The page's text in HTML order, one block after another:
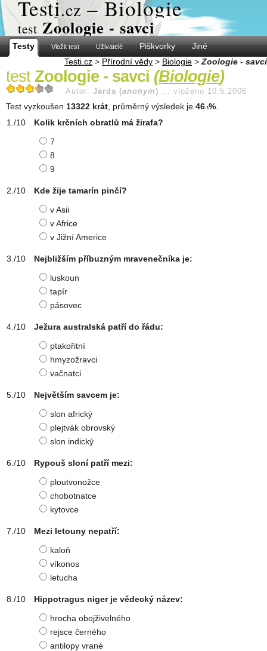
Testi.cz – Biologie
test Zoologie - savci
Testy Vložit test Uživatelé Piškvorky
Jiné
Testi.cz > Přírodní vědy > Biologie > Zoologie - savci
test Zoologie - savci (Biologie)
Autor: Jarda (anonym ) ... vloženo 10.5.2006
Test vyzkoušen 13322 krát , průměrný výsledek je 46 .3%
Kolik krčních obratlů má žirafa?
7
8
9
Kde žije tamarín pinčí?
v Asii
v Africe
v Jižní Americe
Nejbližším příbuzným mravenečníka je:
luskoun
tapír
pásovec
Ježura australská patří do řádu:
ptakořitní
hmyzožravci
vačnatci
Největším savcem je:
slon africký
plejtvák obrovský
slon indický
Rypouš sloní patří mezi:
ploutvonožce
chobotnatce
kytovce
Mezi letouny nepatří:
kaloň
víkonos
letucha
Hippotragus niger je vědecký název:
hrocha obojživelného
rejsce černého
antilopy vrané